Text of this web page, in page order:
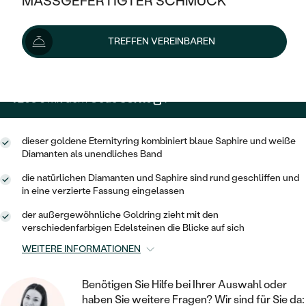
KLASSISCH
MEMOIRE
V-FORM
VINTAGE
AUSSERGEWÖHNLICHE
GEHÄMMERTE
VON HAND GRAVIERTE
MIT MEHREREN DIAMANTEN
HALO
VINTAGE
IM SET
AUSSERGEWÖHNLICH
GESTALTE EINEN RING
WÄHLE EINEN RING
DIAMANTEN ZUM EINFASSEN
AUSVERKAUF
WENN SCHMUCK HILFT
NACH TYP
ANHÄNGER / KETTEN
ARMBÄNDER
HERRENSCHMUCK
PLATIN
OHRSTECKER
CREOLEN
MINIMALISTISCHE
OHRHÄNGER
SOLITÄR
HERZ
GOLD
SILBER
ZUR GEBURT EINES KINDES
PERSONALISIERT
MINIMALISTISCH
AUSVERKAUF
GOLD
SILBER
NACH STYL
MEMOIRE
TREFFEN VEREINBAREN
1 339 €
Wir liefern den Schmuck innerhalb von 3 - 4 Wochen.
Lieferoptionen
1 205 €mit dem CodeSUN10 .
dieser goldene Eternityring kombiniert blaue Saphire und weiße
Diamanten als unendliches Band
die natürlichen Diamanten und Saphire sind rund geschliffen und
in eine verzierte Fassung eingelassen
der außergewöhnliche Goldring zieht mit den
verschiedenfarbigen Edelsteinen die Blicke auf sich
WEITERE INFORMATIONEN
Benötigen Sie Hilfe bei Ihrer Auswahl oder
haben Sie weitere Fragen? Wir sind für Sie da: